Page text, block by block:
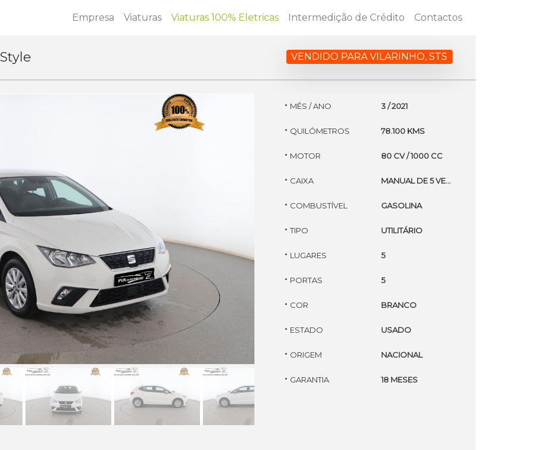
Empresa Viaturas Viaturas 100% Eletricas Intermedição de Crédito Contactos
VENDIDO PARA VILARINHO, STS
· MÊS / ANO
· QUILÓMETROS
· MOTOR
· CAIXA
· COMBUSTÍVEL
· TIPO
· LUGARES
· PORTAS
· COR
· ESTADO
· ORIGEM
· GARANTIA
3 / 2021
78.100 KMS
80 CV / 1000 CC
MANUAL DE 5 VELOCIDADES
GASOLINA
UTILITÁRIO
5
5
BRANCO
USADO
NACIONAL
18 MESES